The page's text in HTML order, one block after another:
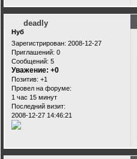
deadly
Нуб
Зарегистрирован: 2008-12-27
Приглашений: 0
Сообщений: 5
Уважение: +0
Позитив: +1
Провел на форуме:
1 час 15 минут
Последний визит:
2008-12-27 14:46:21